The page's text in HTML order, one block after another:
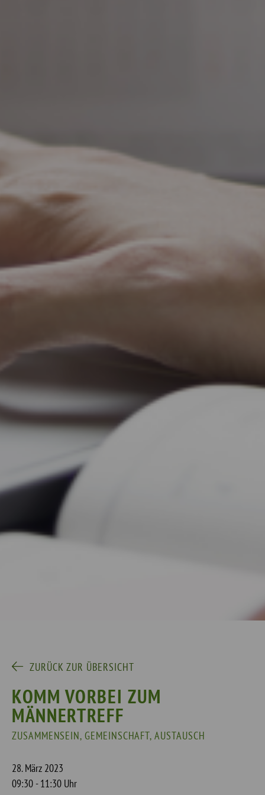
ZURÜCK ZUR ÜBERSICHT
KOMM VORBEI ZUM
MÄNNERTREFF
ZUSAMMENSEIN, GEMEINSCHAFT, AUSTAUSCH
28. März 2023
09:30 - 11:30 Uhr